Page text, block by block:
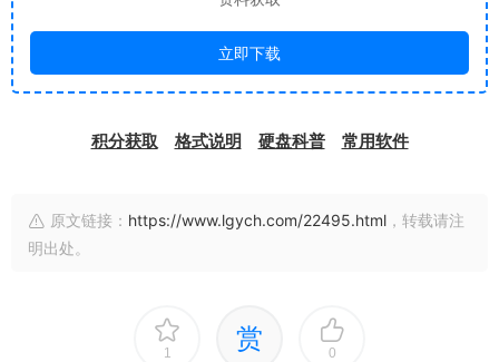
立即下载
积分获取 格式说明 硬盘科普 常用软件
原文链接： https://www.lgych.com/22495.html ，转载请注
明出处。
1 赏 0